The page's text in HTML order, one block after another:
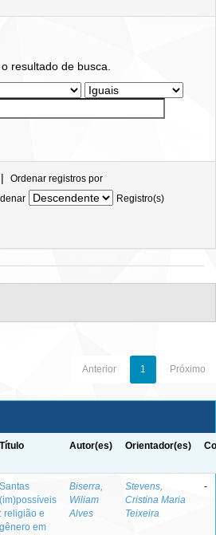
resultado de busca.
| Ordenar registros por
Registro(s)
Anterior 1 Próximo
Título Autor(es) Orientador(es)
Santas
(im)possíveis
: religião e
gênero em
Biserra,
Wiliam
Alves
Stevens,
Cristina Maria
Teixeira
-